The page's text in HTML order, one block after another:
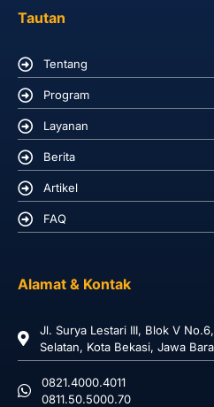
Tautan
Tentang
Program
Layanan
Berita
Artikel
FAQ
Alamat & Kontak
Jl. Surya Lestari III, Blok V
Selatan, Kota Bekasi, Jawa
0821.4000.4011
0811.50.5000.70